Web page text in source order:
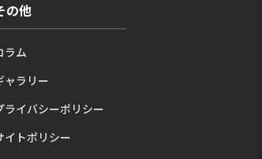
の他
ラム
ャラリー
ライバシーポリシー
イトポリシー